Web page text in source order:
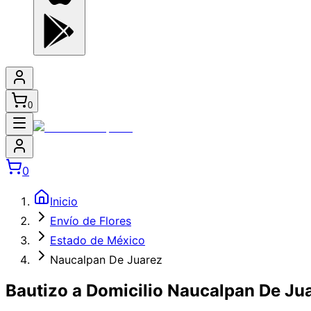
0
0
Inicio
Envío de Flores
Estado de México
Naucalpan De Juarez
Bautizo a Domicilio Naucalpan De